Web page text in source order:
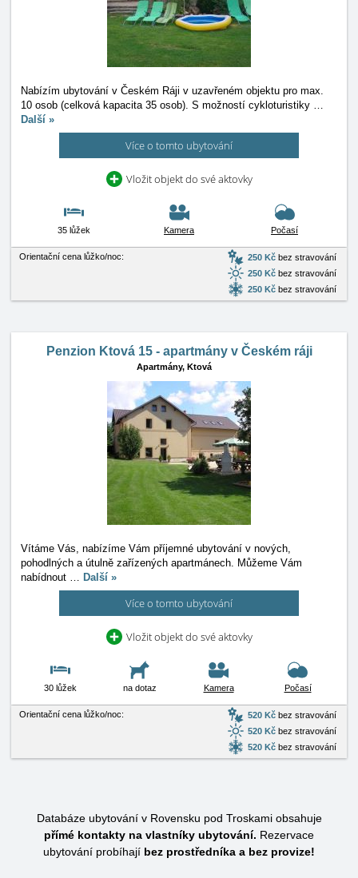
Nabízím ubytování v Českém Ráji v uzavřeném objektu pro max.
10 osob (celková kapacita 35 osob). S možností cykloturistiky …
Další »
Více o tomto ubytování
Vložit objekt do své aktovky
35 lůžek Kamera Počasí
Orientační cena lůžko/noc: 250 Kč bez stravování
250 Kč bez stravování
250 Kč bez stravování
Penzion Ktová 15 - apartmány v Českém ráji
Apartmány, Ktová
Vítáme Vás, nabízíme Vám příjemné ubytování v nových,
pohodlných a útulně zařízených apartmánech. Můžeme Vám
nabídnout … Další »
Více o tomto ubytování
Vložit objekt do své aktovky
30 lůžek na dotaz Kamera Počasí
Orientační cena lůžko/noc: 520 Kč bez stravování
520 Kč bez stravování
520 Kč bez stravování
Databáze ubytování v Rovensku pod Troskami obsahuje
přímé kontakty na vlastníky ubytování. Rezervace
ubytování probíhají bez prostředníka a bez provize!